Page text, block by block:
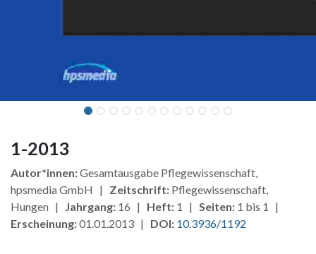
1-2013
Autor*innen:Gesamtausgabe Pflegewissenschaft,
hpsmedia GmbH | Zeitschrift: Pflegewissenschaft,
Hungen | Jahrgang: 16 | Heft: 1 | Seiten: 1 bis 1 |
Erscheinung:01.01.2013 | DOI: 10.3936/1192